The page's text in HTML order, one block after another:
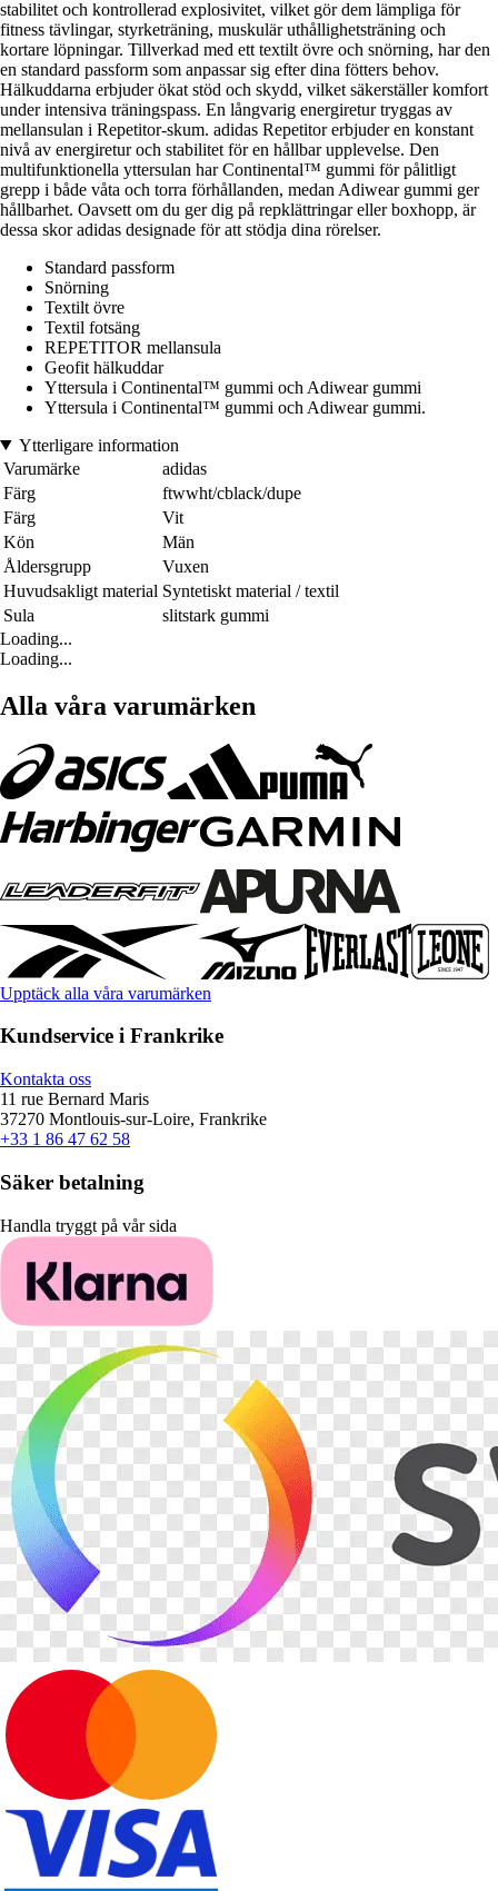
stabilitet och kontrollerad explosivitet, vilket gör dem lämpliga för
fitness tävlingar, styrketräning, muskulär uthållighetsträning och
kortare löpningar. Tillverkad med ett textilt övre och snörning, har den
en standard passform som anpassar sig efter dina fötters behov.
Hälkuddarna erbjuder ökat stöd och skydd, vilket säkerställer komfort
under intensiva träningspass. En långvarig energiretur tryggas av
mellansulan i Repetitor-skum. adidas Repetitor erbjuder en konstant
nivå av energiretur och stabilitet för en hållbar upplevelse. Den
multifunktionella yttersulan har Continental™ gummi för pålitligt
grepp i både våta och torra förhållanden, medan Adiwear gummi ger
hållbarhet. Oavsett om du ger dig på repklättringar eller boxhopp, är
dessa skor adidas designade för att stödja dina rörelser.
Standard passform
Snörning
Textilt övre
Textil fotsäng
REPETITOR mellansula
Geofit hälkuddar
Yttersula i Continental™ gummi och Adiwear gummi
Yttersula i Continental™ gummi och Adiwear gummi.
Ytterligare information
Varumärke
adidas
Färg
ftwwht/cblack/dupe
Färg
Vit
Kön
Män
Åldersgrupp
Vuxen
Huvudsakligt material Syntetiskt material / textil
Sula
slitstark gummi
Loading...
Loading...
Alla våra varumärken
Upptäck alla våra varumärken
Kundservice i Frankrike
Kontakta oss
11 rue Bernard Maris
37270 Montlouis-sur-Loire, Frankrike
+33 1 86 47 62 58
Säker betalning
Handla tryggt på vår sida